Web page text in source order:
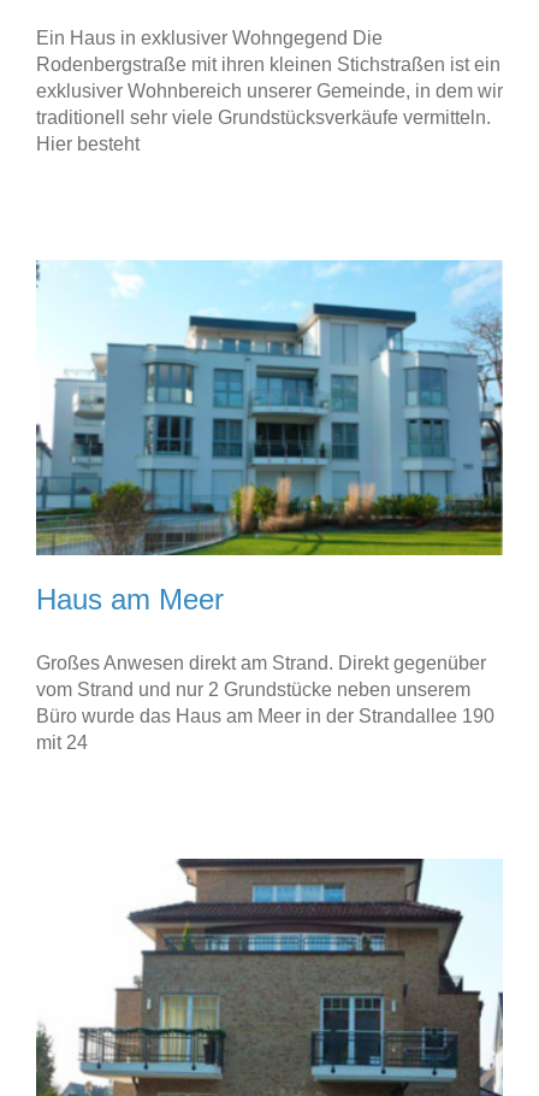
Ein Haus in exklusiver Wohngegend Die
Rodenbergstraße mit ihren kleinen Stichstraßen ist ein
exklusiver Wohnbereich unserer Gemeinde, in dem wir
traditionell sehr viele Grundstücksverkäufe vermitteln.
Hier besteht
Haus am Meer
Großes Anwesen direkt am Strand. Direkt gegenüber
vom Strand und nur 2 Grundstücke neben unserem
Büro wurde das Haus am Meer in der Strandallee 190
mit 24